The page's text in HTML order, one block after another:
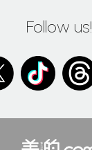
Follow us!